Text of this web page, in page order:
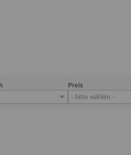
Preis
- bitte wählen -